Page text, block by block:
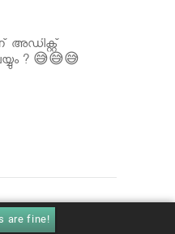
അഡിക്റ്റ്
? 😅😅😅
are fine!